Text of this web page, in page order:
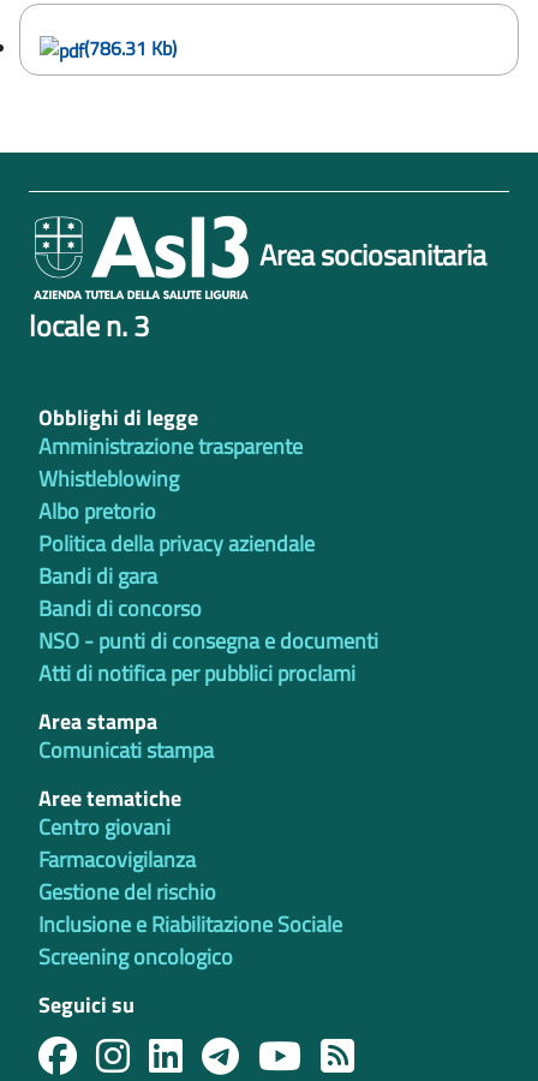
(786.31 Kb)
Area sociosanitaria
locale n. 3
Obblighi di legge
Amministrazione trasparente
Whistleblowing
Albo pretorio
Politica della privacy aziendale
Bandi di gara
Bandi di concorso
NSO - punti di consegna e documenti
Atti di notifica per pubblici proclami
Area stampa
Comunicati stampa
Aree tematiche
Centro giovani
Farmacovigilanza
Gestione del rischio
Inclusione e Riabilitazione Sociale
Screening oncologico
Seguici su